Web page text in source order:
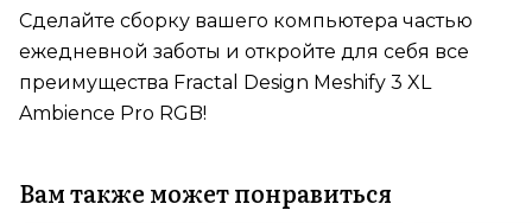
Сделайте сборку вашего компьютера частью
ежедневной заботы и откройте для себя все
преимущества Fractal Design Meshify 3 XL
Ambience Pro RGB!
Вам также может понравиться